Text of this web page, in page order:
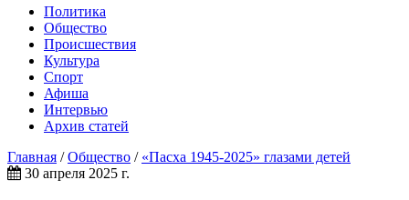
Политика
Общество
Проиcшествия
Культура
Спорт
Афиша
Интервью
Архив статей
Главная /Общество / «Пасха 1945-2025» глазами детей
30 апреля 2025 г.